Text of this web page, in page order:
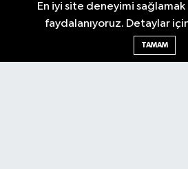
Ankara Nöbetçi Eczaneler
En iyi site deneyimi
faydalanıyoruz. Detaylar
TAMAM